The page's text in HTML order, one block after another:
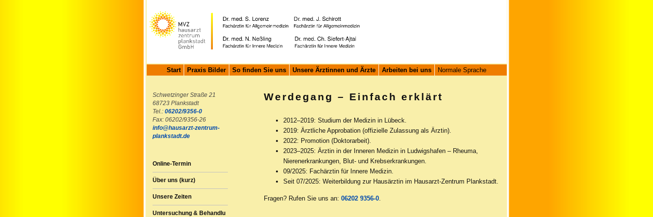
Start Praxis Bilder So finden Sie uns Unsere Ärztinnen und Ärzte Arbeiten bei uns Normale Sprache
Schwetzinger Straße 21
68723 Plankstadt
Tel.: 06202/9356-0
Fax: 06202/9356-26
info@hausarzt-zentrum-
plankstadt.de
Online-Termin
Über uns (kurz)
Unsere Zeiten
Untersuchung & Behandlu
Werdegang – Einfach erklärt
2012–2019: Studium der Medizin in Lübeck.
2019: Ärztliche Approbation (offizielle Zulassung als Ärztin).
2022: Promotion (Doktorarbeit).
2023–2025: Ärztin in der Inneren Medizin in Ludwigshafen – Rheuma,
Nierenerkrankungen, Blut- und Krebserkrankungen.
09/2025: Fachärztin für Innere Medizin.
Seit 07/2025: Weiterbildung zur Hausärztin im Hausarzt-Zentrum Plankstadt.
Fragen? Rufen Sie uns an: 06202 9356-0.